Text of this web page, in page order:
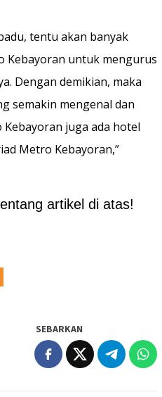
tentu akan banyak
Kebayoran untuk mengurus
Dengan demikian, maka
semakin mengenal dan
juga ada hotel
Metro Kebayoran,”
artikel di atas!
SEBARKAN